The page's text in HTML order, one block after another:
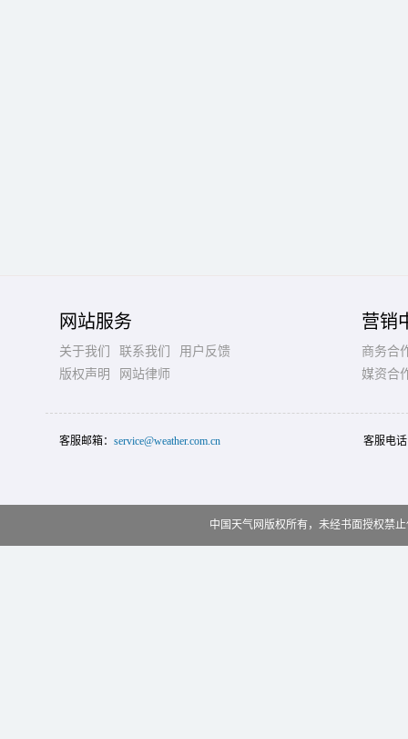
网站服务
关于我们 联系我们
用户反馈
版权声明
网站律师
营销
商务合
媒资合
客服邮箱： service@weather.com.cn 客服电
中国天气网版权所有，未经书面授权